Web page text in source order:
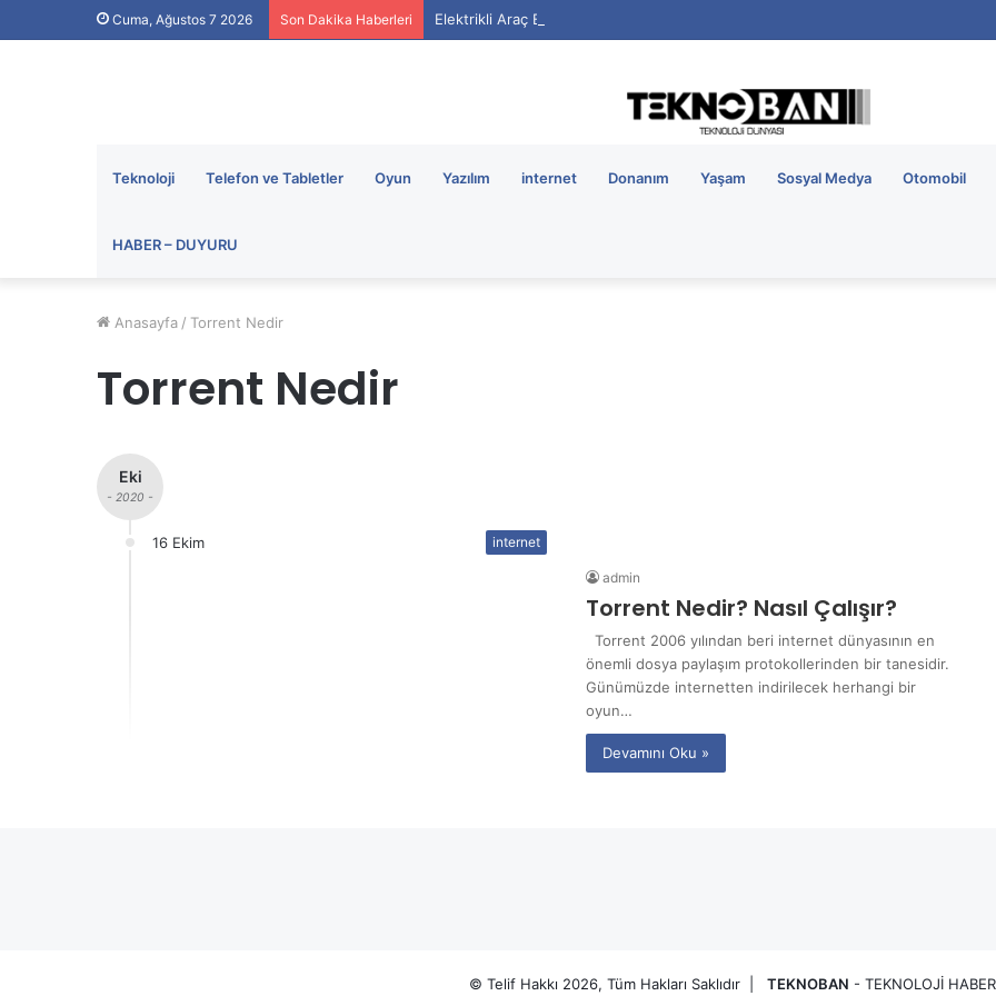
Cuma, Ağustos 7 2026 Son Dakika Haberleri Elektrikli Araç Bataryalarının Ömrü Nasıl Uzatılır?
Teknoloji Telefon ve Tabletler Oyun Yazılım internet Donanım Yaşam Sosyal Medya Otomobil
HABER – DUYURU
Anasayfa / Torrent Nedir
Torrent Nedir
Eki
- 2020 -
16 Ekim internet
admin
Torrent Nedir? Nasıl Çalışır?
Torrent 2006 yılından beri internet dünyasının en
önemli dosya paylaşım protokollerinden bir tanesidir.
Günümüzde internetten indirilecek herhangi bir
oyun…
Devamını Oku »
© Telif Hakkı 2026, Tüm Hakları Saklıdır | TEKNOBAN - TEKNOLOJİ